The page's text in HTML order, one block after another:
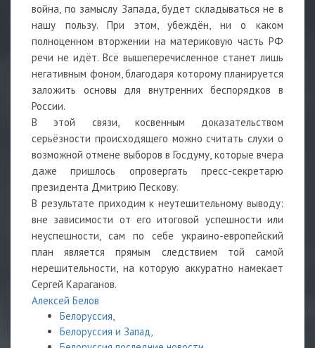
война, по замыслу Запада, будет складываться не в
нашу пользу. При этом, убеждён, ни о каком
полноценном вторжении на материковую часть РФ
речи не идёт. Всё вышеперечисленное станет лишь
негативным фоном, благодаря которому планируется
заложить основы для внутренних беспорядков в
России.
В этой связи, косвенным доказательством
серьёзности происходящего можно считать слухи о
возможной отмене выборов в Госдуму, которые вчера
даже пришлось опровергать пресс-секретарю
президента Дмитрию Пескову.
В результате приходим к неутешительному выводу:
вне зависимости от его итоговой успешности или
неуспешности, сам по себе украино-европейский
план является прямым следствием той самой
нерешительности, на которую аккуратно намекает
Сергей Караганов.
Алексей Белов
Белоруссия,
Белоруссия и Запад,